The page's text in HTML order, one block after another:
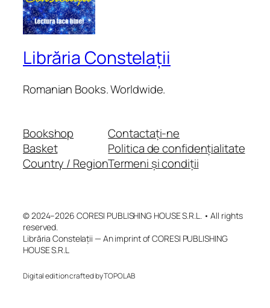
Librăria Constelații
Romanian Books. Worldwide.
Bookshop
Basket
Country / Region
Contactați-ne
Politica de confidențialitate
Termeni și condiții
© 2024–2026 CORESI PUBLISHING HOUSE S.R.L. • All rights
reserved.
Librăria Constelații — An imprint of CORESI PUBLISHING
HOUSE S.R.L
Digital edition crafted by TOPOLAB